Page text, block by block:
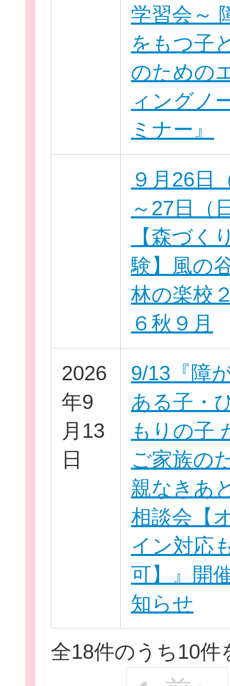
無料新規
このサイトについて
サイトマップ
学習会～
をもつ子
のための
ィングノ
ミナー』
９月26日
～27日（
【森づく
験】風の
林の楽校
６秋９月
2026
年9
月13
日
9/13『障
ある子・
もりの子
ご家族の
親なきあ
相談会【
イン対応
可】』開
知らせ
全18件のうち10件